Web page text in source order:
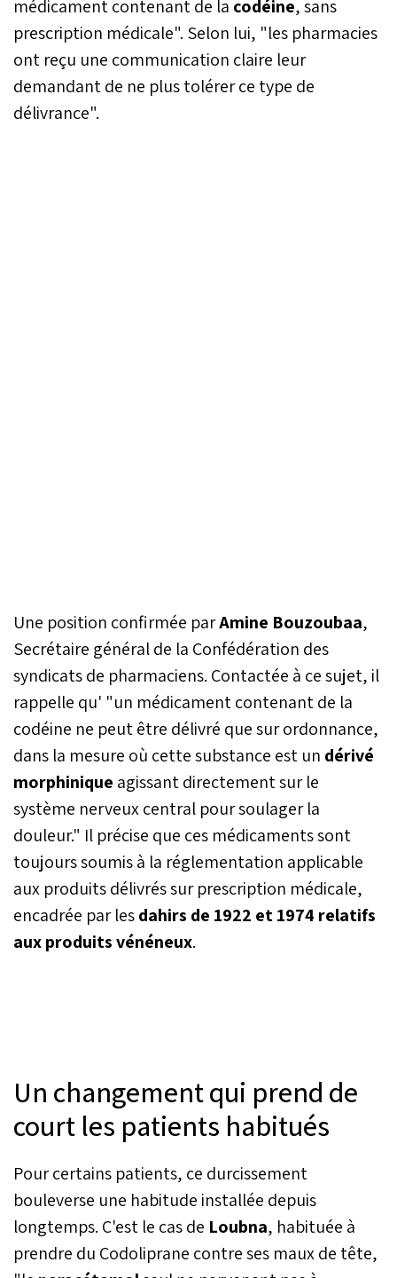
médicament contenant de la codéine, sans
prescription médicale". Selon lui, "les pharmacies
ont reçu une communication claire leur
demandant de ne plus tolérer ce type de
délivrance".
Une position confirmée parAmine Bouzoubaa,
Secrétaire général de la Confédération des
syndicats de pharmaciens. Contactée à ce sujet, il
rappelle qu' "un médicament contenant de la
codéine ne peut être délivré que sur ordonnance,
dans la mesure où cette substance est un dérivé
morphinique agissant directement sur le
système nerveux central pour soulager la
douleur." Il précise que ces médicaments sont
toujours soumis à la réglementation applicable
aux produits délivrés sur prescription médicale,
encadrée par lesdahirs de 1922 et 1974 relatifs
aux produits vénéneux.
Un changement qui prend de
court les patients habitués
Pour certains patients, ce durcissement
bouleverse une habitude installée depuis
longtemps. C'est le cas de Loubna, habituée à
prendre du Codoliprane contre ses maux de tête,